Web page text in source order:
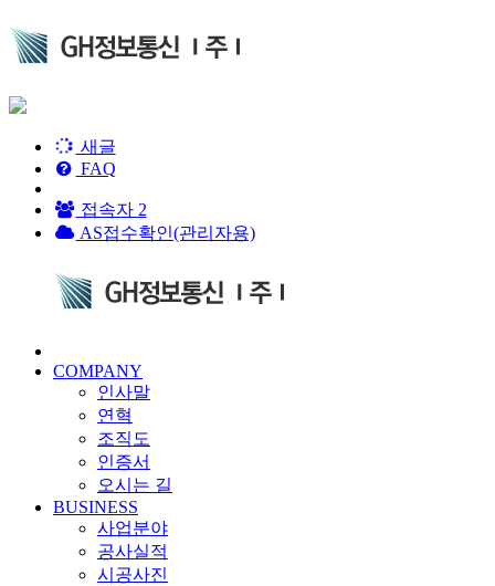
새글
FAQ
접속자 2
AS접수확인(관리자용)
COMPANY
인사말
연혁
조직도
인증서
오시는 길
BUSINESS
사업분야
공사실적
시공사진